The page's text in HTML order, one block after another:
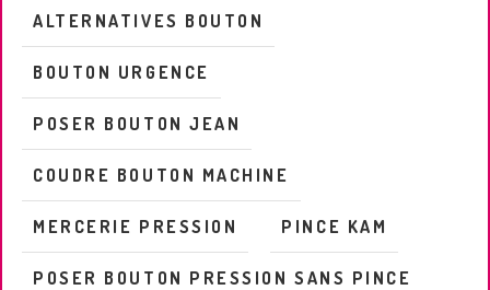
ALTERNATIVES BOUTON
BOUTON URGENCE
POSER BOUTON JEAN
COUDRE BOUTON MACHINE
MERCERIE PRESSION PINCE KAM
POSER BOUTON PRESSION SANS PINCE